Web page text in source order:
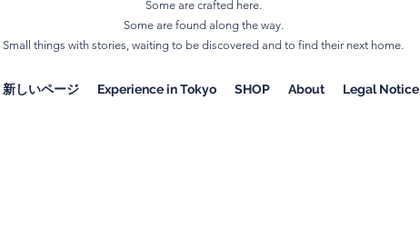
Some are crafted here.
Some are found along the way.
Small things with stories, waiting to be discovered and to find their next home.
新しいページ Experience in Tokyo SHOP About Legal Notice